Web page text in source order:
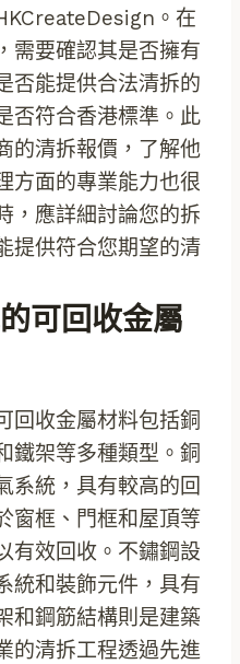
。在
需要確認其是否擁有
否能提供合法清拆的
否符合香港標準。此
的清拆報價，了解他
方面的專業能力也很
，應詳細討論您的拆
提供符合您期望的清
可回收金屬
回收金屬材料包括銅
鐵架等多種類型。銅
系統，具有較高的回
窗框、門框和屋頂等
有效回收。不鏽鋼設
統和裝飾元件，具有
和鋼筋結構則是建築
的清拆工程透過先進